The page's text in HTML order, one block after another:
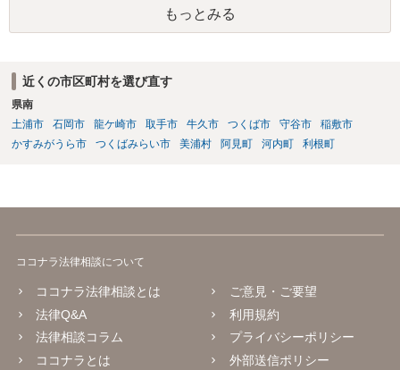
もっとみる
近くの市区町村を選び直す
県南
土浦市
石岡市 龍ケ崎市 取手市 牛久市 つくば市 守谷市
稲敷市
かすみがうら市
つくばみらい市 美浦村 阿見町 河内町 利根町
ココナラ法律相談について
ココナラ法律相談とは
法律Q&A
法律相談コラム
ココナラとは
ご意見・ご要望
利用規約
プライバシーポリシー
外部送信ポリシー